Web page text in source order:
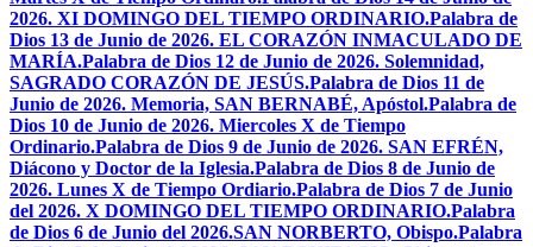
2026. XI DOMINGO DEL TIEMPO ORDINARIO.Palabra de
Dios 13 de Junio de 2026. EL CORAZÓN INMACULADO DE
MARÍA.Palabra de Dios 12 de Junio de 2026. Solemnidad,
SAGRADO CORAZÓN DE JESÚS.Palabra de Dios 11 de
Junio de 2026. Memoria, SAN BERNABÉ, Apóstol.Palabra de
Dios 10 de Junio de 2026. Miercoles X de Tiempo
Ordinario.Palabra de Dios 9 de Junio de 2026. SAN EFRÉN,
Diácono y Doctor de la Iglesia.Palabra de Dios 8 de Junio de
2026. Lunes X de Tiempo Ordiario.Palabra de Dios 7 de Junio
del 2026. X DOMINGO DEL TIEMPO ORDINARIO.Palabra
de Dios 6 de Junio del 2026.SAN NORBERTO, Obispo.Palabra